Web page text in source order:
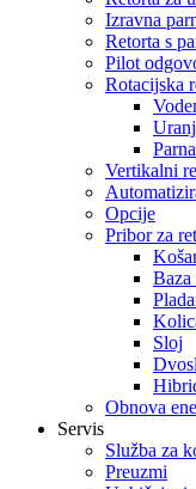
Izravna
Retorta s
Pilot
Rotacijska
Vertikalni
Opcije
Pribor za
Baza
Sloj
Obnova
Servis
Služba za
Preuzmi